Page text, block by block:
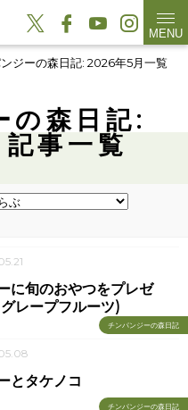
MENU
ジーの森日記: 2026年5月一覧
の森日記:
事一覧
チンパンジーの森日記
に旬のおやつをプレゼ
レープフルーツ)
チンパンジーの森日記
とタケノコ